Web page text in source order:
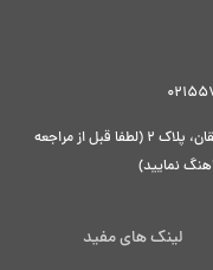
تهران،خ قزوین ، خ سبحانی، کوچه توده دهقان، پلاک ۲ (لطفا قبل از مراجعه
نمایید)
لینک های مفید